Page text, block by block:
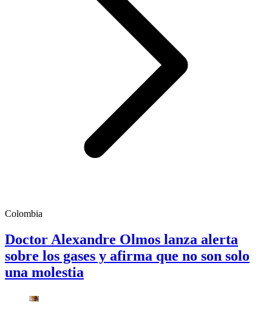
Colombia
Doctor Alexandre Olmos lanza alerta
sobre los gases y afirma que no son solo
una molestia